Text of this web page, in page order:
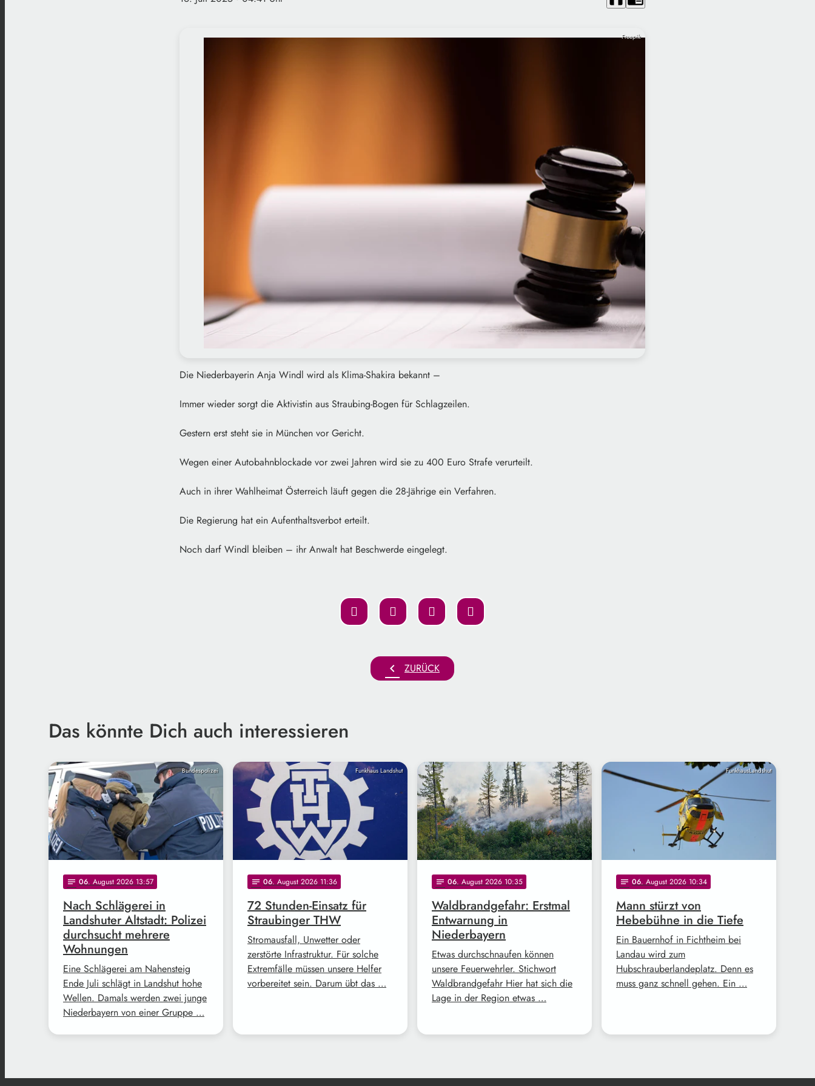
Freepik
Die Niederbayerin Anja Windl wird als Klima-Shakira bekannt –
Immer wieder sorgt die Aktivistin aus Straubing-Bogen für Schlagzeilen.
Gestern erst steht sie in München vor Gericht.
Wegen einer Autobahnblockade vor zwei Jahren wird sie zu 400 Euro Strafe verurteilt.
Auch in ihrer Wahlheimat Österreich läuft gegen die 28-Jährige ein Verfahren.
Die Regierung hat ein Aufenthaltsverbot erteilt.
Noch darf Windl bleiben – ihr Anwalt hat Beschwerde eingelegt.
chevron_left ZURÜCK
Das könnte Dich auch interessieren
Bundespolizei
notes 06. August 2026 13:57
Nach Schlägerei in
Landshuter Altstadt: Polizei
durchsucht mehrere
Wohnungen
Eine Schlägerei am Nahensteig
Ende Juli schlägt in Landshut hohe
Wellen. Damals werden zwei junge
Niederbayern von einer Gruppe …
Funkhaus Landshut
notes 06. August 2026 11:36
72 Stunden-Einsatz für
Straubinger THW
Stromausfall, Unwetter oder
zerstörte Infrastruktur. Für solche
Extremfälle müssen unsere Helfer
vorbereitet sein. Darum übt das …
Freepik
notes 06. August 2026 10:35
Waldbrandgefahr: Erstmal
Entwarnung in
Niederbayern
Etwas durchschnaufen können
unsere Feuerwehrler. Stichwort
Waldbrandgefahr Hier hat sich die
Lage in der Region etwas …
FunkhausLandshut
notes 06. August 2026 10:34
Mann stürzt von
Hebebühne in die Tiefe
Ein Bauernhof in Fichtheim bei
Landau wird zum
Hubschrauberlandeplatz. Denn es
muss ganz schnell gehen. Ein …